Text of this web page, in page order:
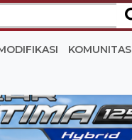
KOMUNITAS